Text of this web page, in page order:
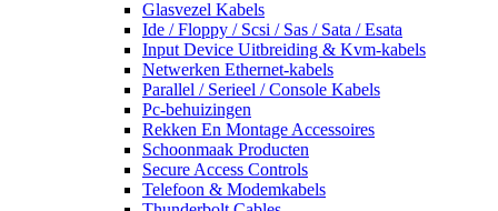
Glasvezel Kabels
Ide / Floppy / Scsi / Sas / Sata / Esata
Input Device Uitbreiding & Kvm-kabels
Netwerken Ethernet-kabels
Parallel / Serieel / Console Kabels
Pc-behuizingen
Rekken En Montage Accessoires
Schoonmaak Producten
Secure Access Controls
Telefoon & Modemkabels